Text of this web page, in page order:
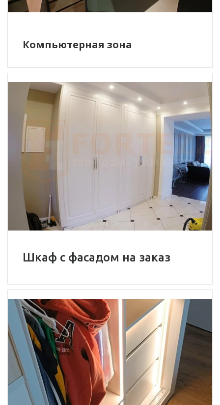
Компьютерная зона
Шкаф с фасадом на заказ